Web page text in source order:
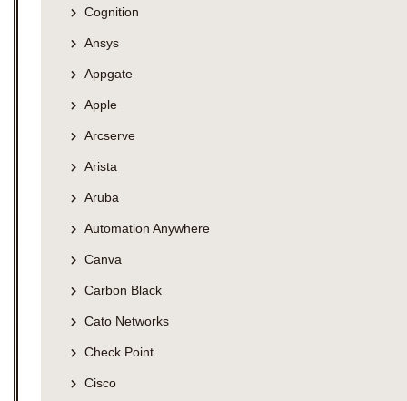
Cognition
Ansys
Appgate
Apple
Arcserve
Arista
Aruba
Automation Anywhere
Canva
Carbon Black
Cato Networks
Check Point
Cisco